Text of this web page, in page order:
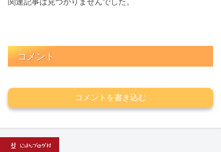
コメント
コメントを書き込む